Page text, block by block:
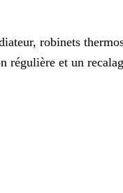
robinets
régulière et un